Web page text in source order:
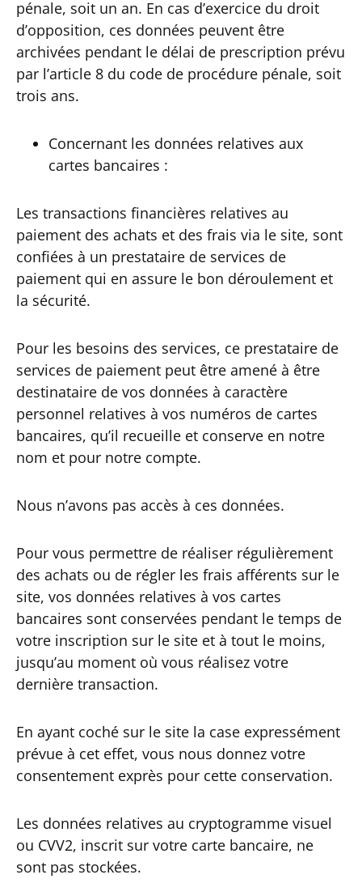
pénale, soit un an. En cas d’exercice du droit
d’opposition, ces données peuvent être
archivées pendant le délai de prescription prévu
par l’article 8 du code de procédure pénale, soit
trois ans.
Concernant les données relatives aux
cartes bancaires :
Les transactions financières relatives au
paiement des achats et des frais via le site, sont
confiées à un prestataire de services de
paiement qui en assure le bon déroulement et
la sécurité.
Pour les besoins des services, ce prestataire de
services de paiement peut être amené à être
destinataire de vos données à caractère
personnel relatives à vos numéros de cartes
bancaires, qu’il recueille et conserve en notre
nom et pour notre compte.
Nous n’avons pas accès à ces données.
Pour vous permettre de réaliser régulièrement
des achats ou de régler les frais afférents sur le
site, vos données relatives à vos cartes
bancaires sont conservées pendant le temps de
votre inscription sur le site et à tout le moins,
jusqu’au moment où vous réalisez votre
dernière transaction.
En ayant coché sur le site la case expressément
prévue à cet effet, vous nous donnez votre
consentement exprès pour cette conservation.
Les données relatives au cryptogramme visuel
ou CVV2, inscrit sur votre carte bancaire, ne
sont pas stockées.